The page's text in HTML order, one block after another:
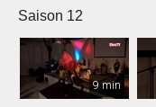
Saison 12
9 min